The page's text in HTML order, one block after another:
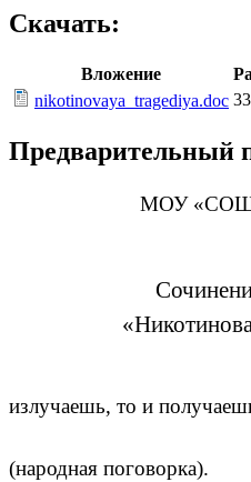
Скачать:
Вложение
nikotinovaya_tragediya.doc
Предварительный
МОУ «СОШ
излучаешь, то и
(народная поговорка).